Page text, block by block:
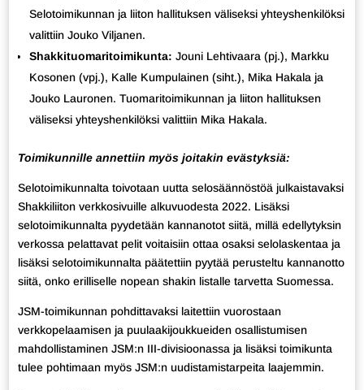
Selotoimikunnan ja liiton hallituksen väliseksi yhteyshenkilöksi
valittiin Jouko Viljanen.
Shakkituomaritoimikunta: Jouni Lehtivaara (pj.), Markku
Kosonen (vpj.), Kalle Kumpulainen (siht.), Mika Hakala ja
Jouko Lauronen. Tuomaritoimikunnan ja liiton hallituksen
väliseksi yhteyshenkilöksi valittiin Mika Hakala.
Toimikunnille annettiin myös joitakin evästyksiä:
Selotoimikunnalta toivotaan uutta selosäännöstöä julkaistavaksi
Shakkiliiton verkkosivuille alkuvuodesta 2022. Lisäksi
selotoimikunnalta pyydetään kannanotot siitä, millä edellytyksin
verkossa pelattavat pelit voitaisiin ottaa osaksi selolaskentaa ja
lisäksi selotoimikunnalta päätettiin pyytää perusteltu kannanotto
siitä, onko erilliselle nopean shakin listalle tarvetta Suomessa.
JSM-toimikunnan pohdittavaksi laitettiin vuorostaan
verkkopelaamisen ja puulaakijoukkueiden osallistumisen
mahdollistaminen JSM:n III-divisioonassa ja lisäksi toimikunta
tulee pohtimaan myös JSM:n uudistamistarpeita laajemmin.